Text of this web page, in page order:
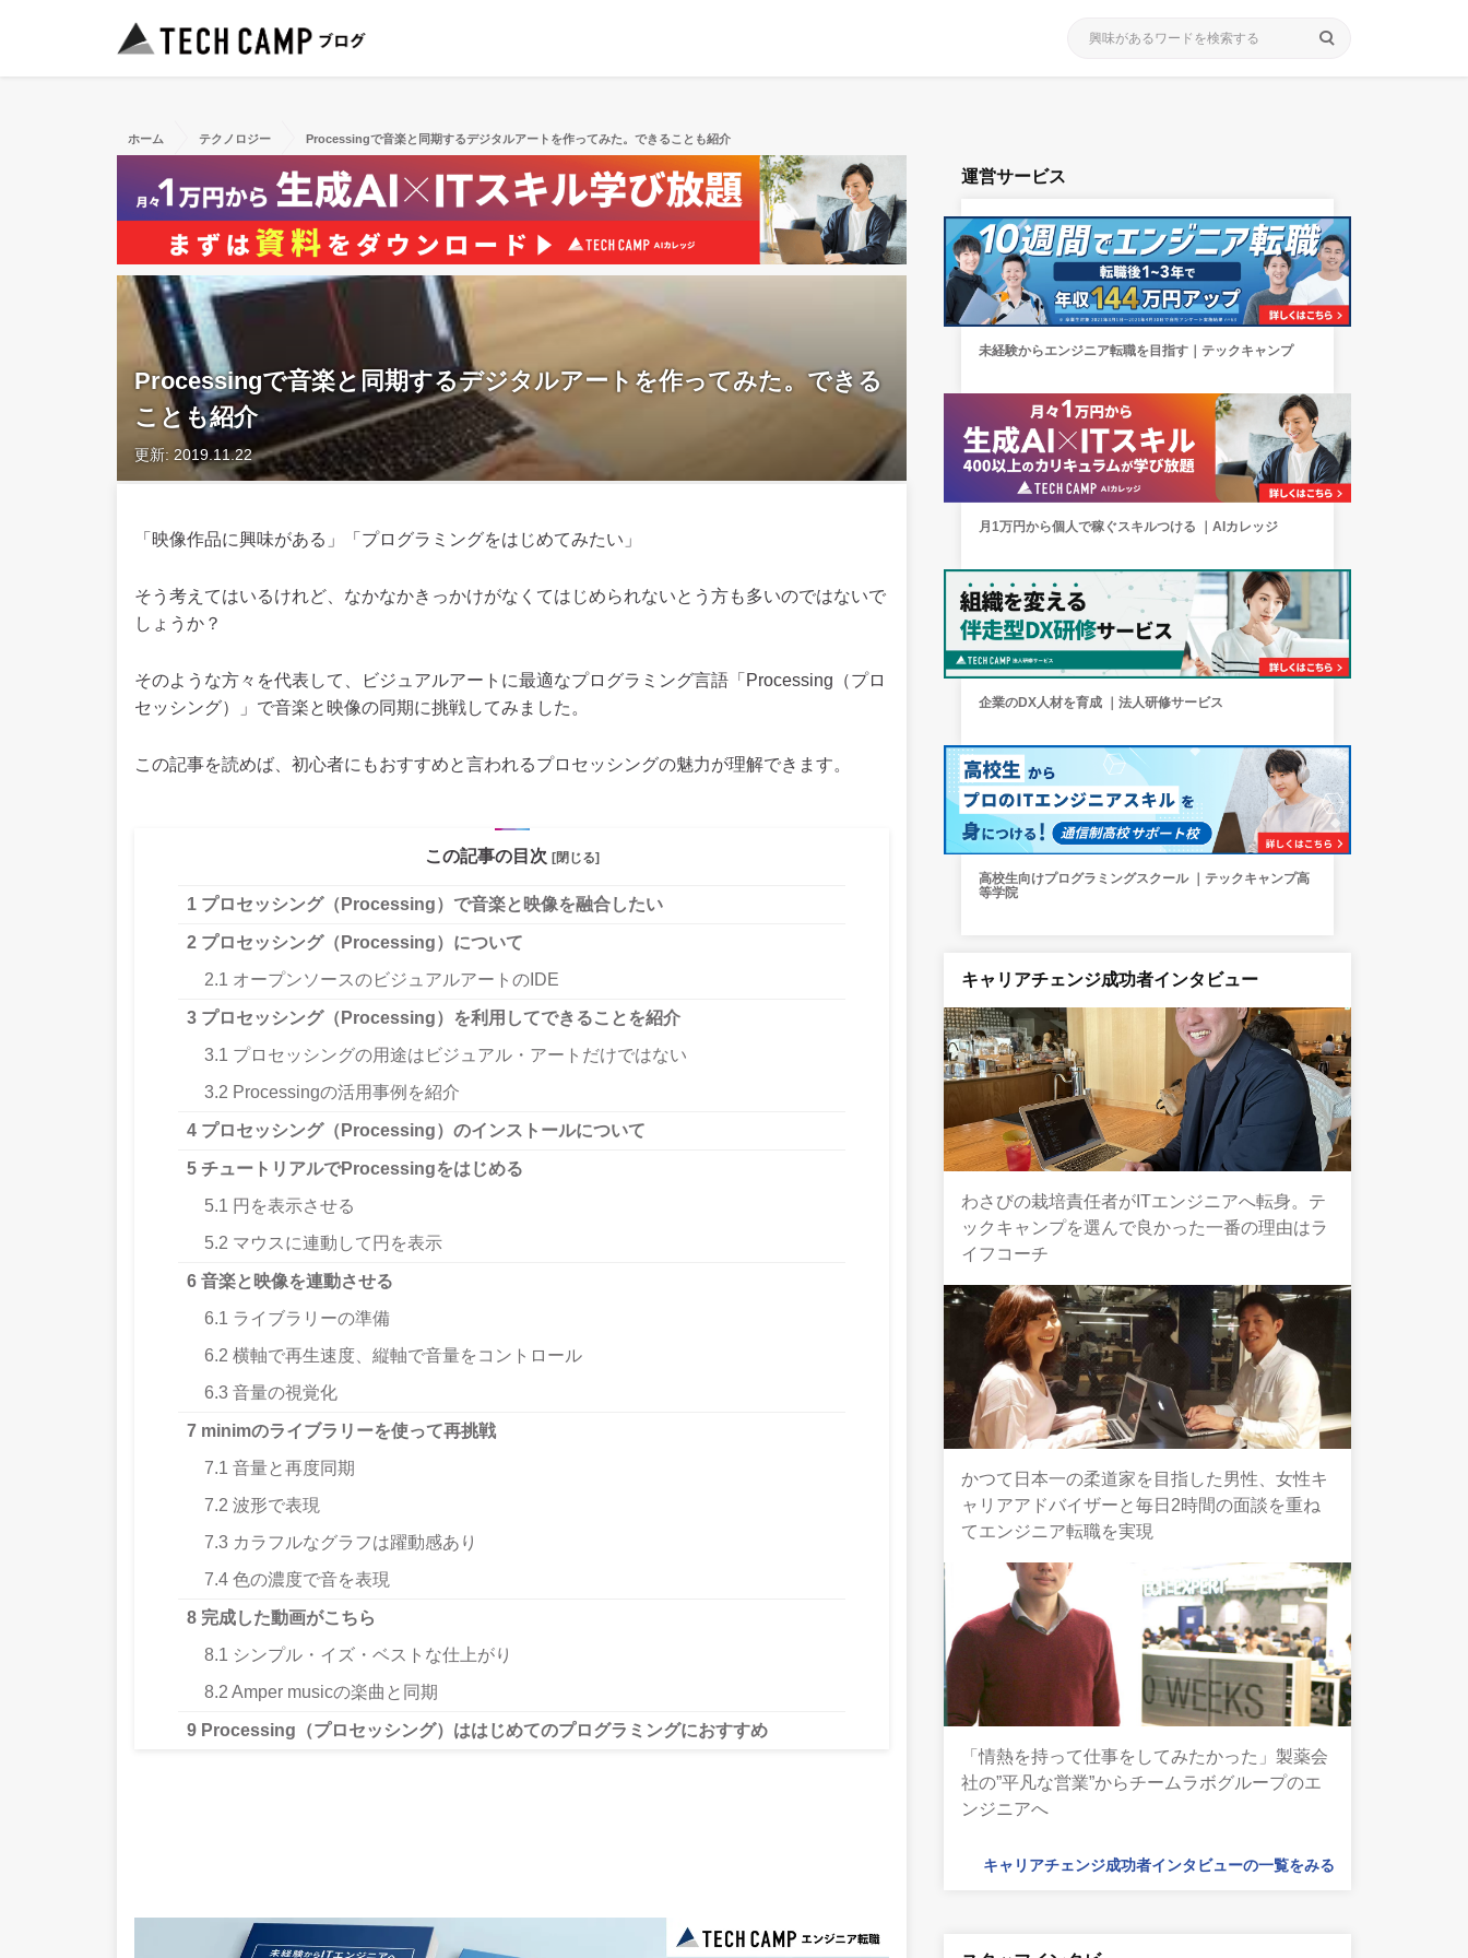
search
ホーム テクノロジー Processingで音楽と同期するデジタルアートを作ってみた。できることも紹介
Processingで音楽と同期するデジタルアートを作ってみた。できる
ことも紹介
更新: 2019.11.22
「映像作品に興味がある」「プログラミングをはじめてみたい」
そう考えてはいるけれど、なかなかきっかけがなくてはじめられないとう方も多いのではないで
しょうか？
そのような方々を代表して、ビジュアルアートに最適なプログラミング言語「Processing（プロ
セッシング）」で音楽と映像の同期に挑戦してみました。
この記事を読めば、初心者にもおすすめと言われるプロセッシングの魅力が理解できます。
この記事の目次 [閉じる]
1 プロセッシング（Processing）で音楽と映像を融合したい
2 プロセッシング（Processing）について
2.1 オープンソースのビジュアルアートのIDE
3 プロセッシング（Processing）を利用してできることを紹介
3.1 プロセッシングの用途はビジュアル・アートだけではない
3.2 Processingの活用事例を紹介
4 プロセッシング（Processing）のインストールについて
5 チュートリアルでProcessingをはじめる
5.1 円を表示させる
5.2 マウスに連動して円を表示
6 音楽と映像を連動させる
6.1 ライブラリーの準備
6.2 横軸で再生速度、縦軸で音量をコントロール
6.3 音量の視覚化
7 minimのライブラリーを使って再挑戦
7.1 音量と再度同期
7.2 波形で表現
7.3 カラフルなグラフは躍動感あり
7.4 色の濃度で音を表現
8 完成した動画がこちら
8.1 シンプル・イズ・ベストな仕上がり
8.2 Amper musicの楽曲と同期
9 Processing（プロセッシング）ははじめてのプログラミングにおすすめ
運営サービス
未経験からエンジニア転職を目指す｜テックキャンプ
月1万円から個人で稼ぐスキルつける ｜AIカレッジ
企業のDX人材を育成 ｜法人研修サービス
高校生向けプログラミングスクール ｜テックキャンプ高
等学院
キャリアチェンジ成功者インタビュー
わさびの栽培責任者がITエンジニアへ転身。テ
ックキャンプを選んで良かった一番の理由はラ
イフコーチ
かつて日本一の柔道家を目指した男性、女性キ
ャリアアドバイザーと毎日2時間の面談を重ね
てエンジニア転職を実現
「情熱を持って仕事をしてみたかった」製薬会
社の”平凡な営業”からチームラボグループのエ
ンジニアへ
キャリアチェンジ成功者インタビューの一覧をみる